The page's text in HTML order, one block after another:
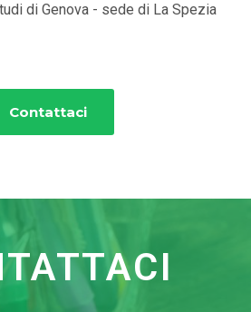
di Genova - sede di La Spezia
Contattaci